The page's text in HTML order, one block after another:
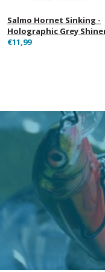
Salmo Hornet Sinking -
Holographic Grey
€11,99